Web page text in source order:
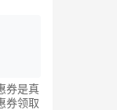
券是真
券领取